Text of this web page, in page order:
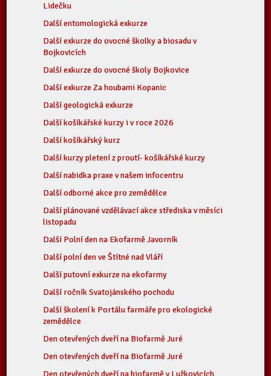
Lidečku
Další entomologická exkurze
Další exkurze do ovocné školky a biosadu v
Bojkovicích
Další exkurze do ovocné školy Bojkovice
Další exkurze Za houbami Kopanic
Další geologická exkurze
Další košíkářské kurzy i v roce 2026
Další košíkářský kurz
Další kurzy pletení z proutí- košíkářské kurzy
Další nabidka praxe v našem infocentru
Další odborné akce pro zemědělce
Další plánované vzdělávací akce střediska v měsíci
listopadu
Další Polní den na Ekofarmě Javorník
Další polní den ve Štítné nad Vláří
Další putovní exkurze na ekofarmy
Další ročník Svatojánského pochodu
Další školení k Portálu farmáře pro ekologické
zemědělce
Den otevřených dveří na Biofarmě Juré
Den otevřených dveří na Biofarmě Juré
Den otevřených dveří na biofarmě v Lužkovicích